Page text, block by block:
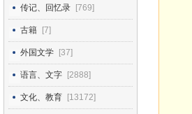
传记、回忆录 [769]
古籍 [7]
外国文学 [37]
语言、文字 [2888]
文化、教育 [13172]